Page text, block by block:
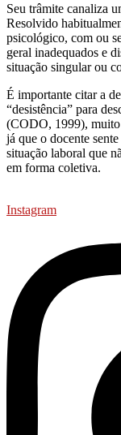
Seu trâmite canaliza
Resolvido
psicológico, com ou
geral inadequados e
situação singular ou
É importante citar a
“desistência” para
(CODO, 1999),
já que o docente
situação laboral que
em forma coletiva.
Instagram